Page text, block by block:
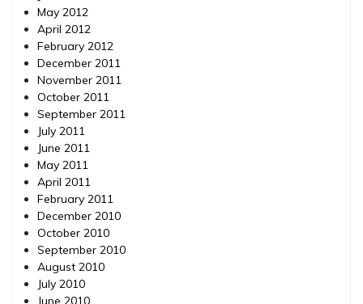
May 2012
April 2012
February 2012
December 2011
November 2011
October 2011
September 2011
July 2011
June 2011
May 2011
April 2011
February 2011
December 2010
October 2010
September 2010
August 2010
July 2010
June 2010